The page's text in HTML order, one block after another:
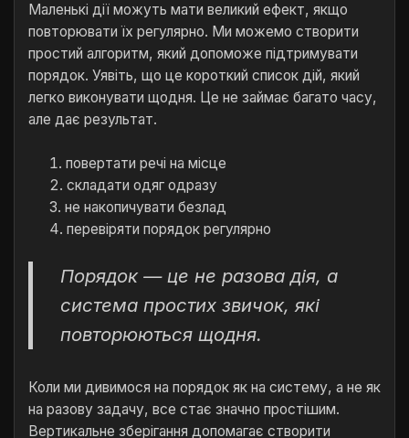
Маленькі дії можуть мати великий ефект, якщо
повторювати їх регулярно. Ми можемо створити
простий алгоритм, який допоможе підтримувати
порядок. Уявіть, що це короткий список дій, який
легко виконувати щодня. Це не займає багато часу,
але дає результат.
повертати речі на місце
складати одяг одразу
не накопичувати безлад
перевіряти порядок регулярно
Порядок — це не разова дія, а
система простих звичок, які
повторюються щодня.
Коли ми дивимося на порядок як на систему, а не як
на разову задачу, все стає значно простішим.
Вертикальне зберігання допомагає створити